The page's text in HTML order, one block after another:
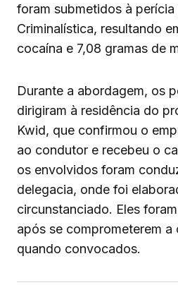
foram submetidos à
Criminalística, resultando
cocaína e 7,08 gramas de
Durante a abordagem, os
dirigiram à residência do
Kwid, que confirmou o
ao condutor e recebeu o
os envolvidos foram
delegacia, onde foi
circunstanciado. Eles
após se comprometerem a
quando convocados.